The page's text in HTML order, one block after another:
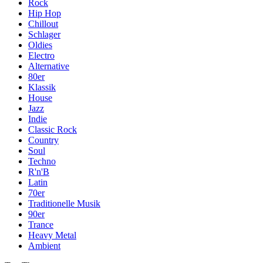
Rock
Hip Hop
Chillout
Schlager
Oldies
Electro
Alternative
80er
Klassik
House
Jazz
Indie
Classic Rock
Country
Soul
Techno
R'n'B
Latin
70er
Traditionelle Musik
90er
Trance
Heavy Metal
Ambient